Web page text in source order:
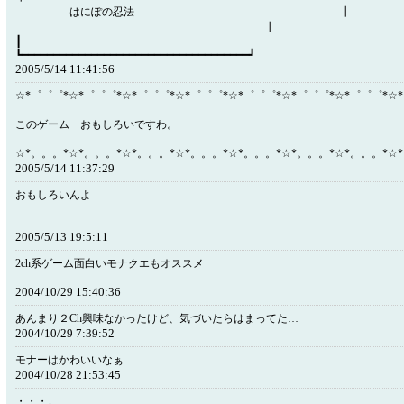
はにぽの忍
┗━━━━━━━━━━━━━━━━━━━━━━━━━━━━━━━━━━━━┛
2005/5/14 11:41:56
☆*゜゜゜*☆*゜゜゜*☆*゜゜゜*☆*゜゜゜*☆*゜゜゜*☆*゜゜゜*☆*゜゜゜
このゲーム おもしろいですわ。
☆*。。。*☆*。。。*☆*。。。*☆*。。。*☆*。。。*☆*。。。*☆*。。。
2005/5/14 11:37:29
おもしろいんよ
2005/5/13 19:5:11
2ch系ゲーム面白いモナクエもオススメ
2004/10/29 15:40:36
あんまり２Ch興味なかったけど、気づいたらはまってた…
2004/10/29 7:39:52
モナーはかわいいなぁ
2004/10/28 21:53:45
・・・。